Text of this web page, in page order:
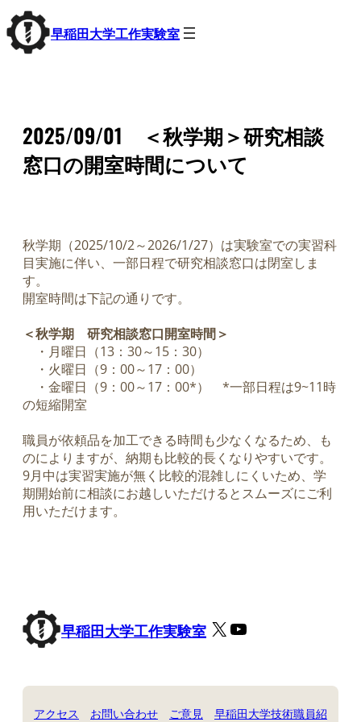
内
容
を
早稲田大学工作実験室
2025/09/01 ＜秋学期＞研究相談
窓口の開室時間について
秋学期（2025/10/2～2026/1/27）は実験室での実習科
目実施に伴い、一部日程で研究相談窓口は閉室しま
す。
開室時間は下記の通りです。
＜秋学期 研究相談窓口開室時間＞
・月曜日（13：30～15：30）
・火曜日（9：00～17：00）
・金曜日（9：00～17：00*） *一部日程は9~11時
の短縮開室
職員が依頼品を加工できる時間も少なくなるため、も
のによりますが、納期も比較的長くなりやすいです。
9月中は実習実施が無く比較的混雑しにくいため、学
期開始前に相談にお越しいただけるとスムーズにご利
用いただけます。
早稲田大学工作実験室 X YouTube
アクセス お問い合わせ ご意見 早稲田大学技術職員紹